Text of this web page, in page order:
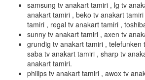
samsung tv anakart tamiri , lg tv
anakart tamiri , beko tv anakart
tamiri , regal tv anakart tamiri ,
sunny tv anakart tamiri , axen tv
grundig tv anakart tamiri , telefunken
saba tv anakart tamiri , sharp tv
anakart tamiri.
philips tv anakart tamiri , awox tv